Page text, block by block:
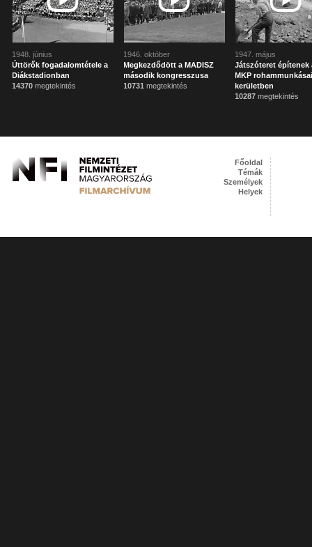
1948. június
Úttörők fogadalomtétele a
Diákstadionban
14370 megtekintés
1946. október
Megkezdődött a MADISZ
második kongresszusa
10731 megtekintés
1947. május
Játszóteret építenek
MKP
kerületben
10287 megtekintés
Főoldal
Témák
Személyek
Helyek